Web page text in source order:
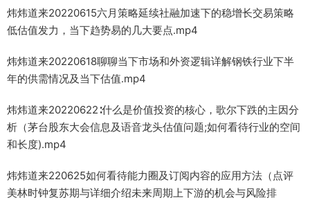
炜炜道来20220615六月策略延续社融加速下的稳增长交易策略
低估值发力，当下趋势易的几大要点.mp4
炜炜道来20220618聊聊当下市场和外资逻辑详解钢铁行业下半
年的供需情况及当下估值.mp4
炜炜道来20220622∶什么是价值投资的核心，歌尔下跌的主因分
析（茅台股东大会信息及语音龙头估值问题;如何看待行业的空间
和长度).mp4
炜炜道来220625如何看待能力圈及订阅内容的应用方法（点评
美林时钟复苏期与详细介绍未来周期上下游的机会与风险排